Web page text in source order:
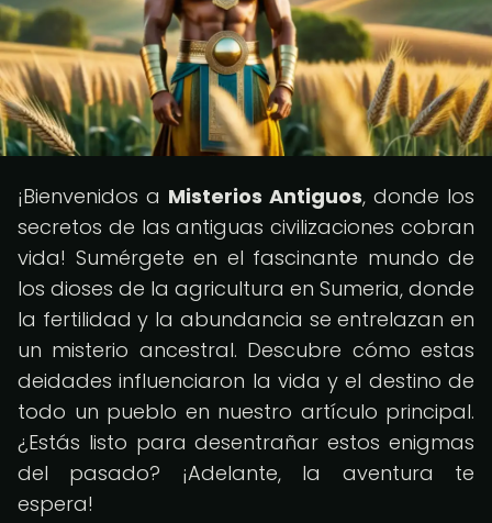
¡Bienvenidos a Misterios Antiguos, donde los
secretos de las antiguas civilizaciones cobran
vida! Sumérgete en el fascinante mundo de
los dioses de la agricultura en Sumeria, donde
la fertilidad y la abundancia se entrelazan en
un misterio ancestral. Descubre cómo estas
deidades influenciaron la vida y el destino de
todo un pueblo en nuestro artículo principal.
¿Estás listo para desentrañar estos enigmas
del pasado? ¡Adelante, la aventura te
espera!